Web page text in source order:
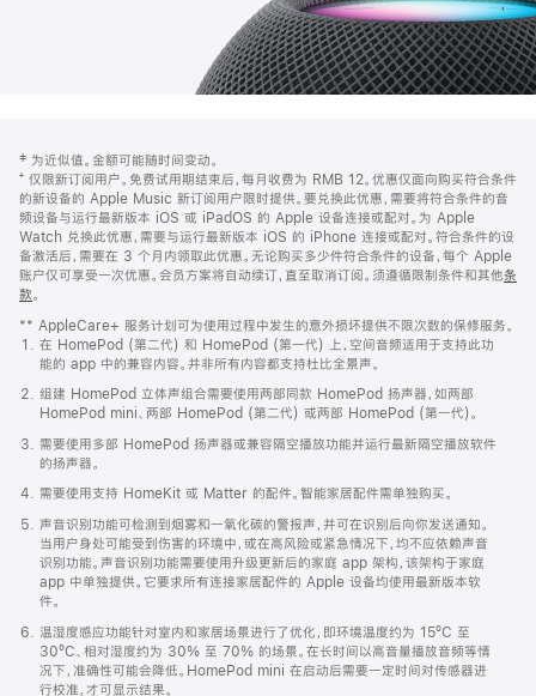
页
页
脚
注
‡ 为近似值。金额可能随时间变动。
⁺ 仅限新订阅用户。免费试用期结束后，每月收费为 RMB 12。优惠仅面向购买符合条件
的新设备的 Apple Music 新订阅用户限时提供。要兑换此优惠，需要将符合条件的音
频设备与运行最新版本 iOS 或 iPadOS 的 Apple 设备连接或配对。为 Apple
Watch 兑换此优惠，需要与运行最新版本 iOS 的 iPhone 连接或配对。符合条件的设
备激活后，需要在 3 个月内领取此优惠。无论购买多少件符合条件的设备，每个 Apple
账户仅可享受一次优惠。会员方案将自动续订，直至取消订阅。须遵循限制条件和其他条
款。
窗
口
中
打
开)
** AppleCare+ 服务计划可为使用过程中发生的意外损坏提供不限次数的保修服务。
在 HomePod (第二代) 和 HomePod (第一代) 上，空间音频适用于支持此功
能的 app 中的兼容内容。并非所有内容都支持杜比全景声。
组建 HomePod 立体声组合需要使用两部同款 HomePod 扬声器，如两部
HomePod mini、两部 HomePod (第二代) 或两部 HomePod (第一代)。
需要使用多部 HomePod 扬声器或兼容隔空播放功能并运行最新隔空播放软件
的扬声器。
需要使用支持 HomeKit 或 Matter 的配件。智能家居配件需单独购买。
声音识别功能可检测到烟雾和一氧化碳的警报声，并可在识别后向你发送通知。
当用户身处可能受到伤害的环境中，或在高风险或紧急情况下，均不应依赖声音
识别功能。声音识别功能需要使用升级更新后的家庭 app 架构，该架构于家庭
app 中单独提供。它要求所有连接家居配件的 Apple 设备均使用最新版本软
件。
温湿度感应功能针对室内和家居场景进行了优化，即环境温度约为 15ºC 至
30ºC、相对湿度约为 30% 至 70% 的场景。在长时间以高音量播放音频等情
况下，准确性可能会降低。HomePod mini 在启动后需要一定时间对传感器进
行校准，才可显示结果。